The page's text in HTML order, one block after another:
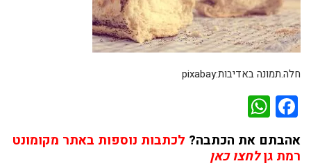
חלה.תמונה באדיבות:pixabay
Facebook
אהבתם את הכתבה? לכתבות נוספות באתר מקומונט
רמת גןלחצו כאן